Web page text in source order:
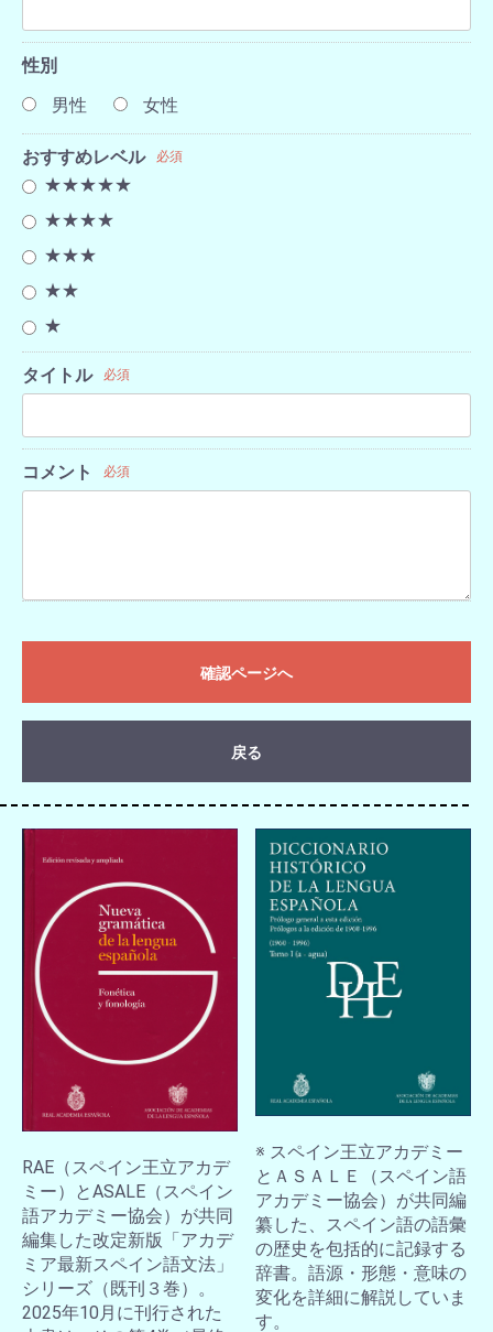
性別
男性
女性
おすすめレベル 必須
★★★★★
★★★★
★★★
★★
★
タイトル 必須
コメント 必須
確認ページへ
戻る
RAE（スペイン王立アカデ
ミー）とASALE（スペイン
語アカデミー協会）が共同
編集した改定新版「アカデ
ミア最新スペイン語文法」
シリーズ（既刊３巻）。
2025年10月に刊行された
※ スペイン王立アカデミー
とＡＳＡＬＥ（スペイン語
アカデミー協会）が共同編
纂した、スペイン語の語彙
の歴史を包括的に記録する
辞書。語源・形態・意味の
変化を詳細に解説していま
す。